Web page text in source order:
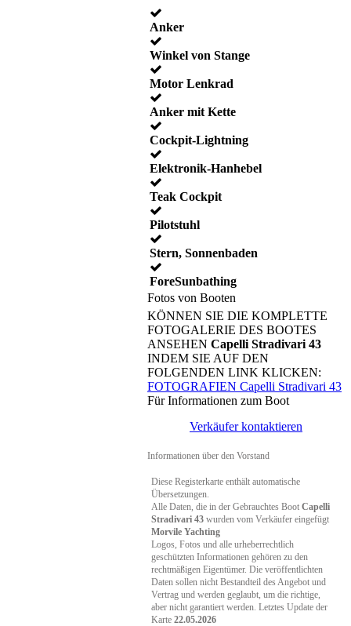
Anker
Winkel von Stange
Motor Lenkrad
Anker mit Kette
Cockpit-Lightning
Elektronik-Hanhebel
Teak Cockpit
Pilotstuhl
Stern, Sonnenbaden
ForeSunbathing
Fotos von Booten
KÖNNEN SIE DIE KOMPLETTE
FOTOGALERIE DES BOOTES
ANSEHEN Capelli Stradivari 43
INDEM SIE AUF DEN
FOLGENDEN LINK KLICKEN:
FOTOGRAFIEN Capelli Stradivari 43
Für Informationen zum Boot
Verkäufer kontaktieren
Informationen über den Vorstand
Diese Registerkarte enthält automatische
Übersetzungen.
Alle Daten, die in der Gebrauchtes Boot Capelli
Stradivari 43 wurden vom Verkäufer eingefügt
Morvile Yachting
Logos, Fotos und alle urheberrechtlich
geschützten Informationen gehören zu den
rechtmäßigen Eigentümer. Die veröffentlichten
Daten sollen nicht Bestandteil des Angebot und
Vertrag und werden geglaubt, um die richtige,
aber nicht garantiert werden. Letztes Update der
Karte 22.05.2026